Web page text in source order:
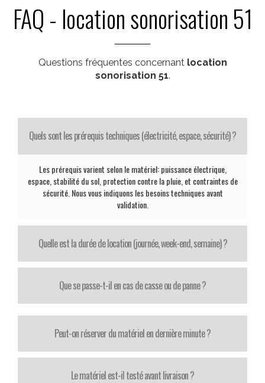
FAQ - location sonorisation 51
Questions fréquentes concernant location
sonorisation 51.
Quels sont les prérequis techniques (électricité, espace, sécurité) ?
Les prérequis varient selon le matériel: puissance électrique,
espace, stabilité du sol, protection contre la pluie, et contraintes de
sécurité. Nous vous indiquons les besoins techniques avant
validation.
Quelle est la durée de location (journée, week-end, semaine) ?
Que se passe-t-il en cas de casse ou de panne ?
Peut-on réserver du matériel en dernière minute ?
Le matériel est-il testé avant livraison ?